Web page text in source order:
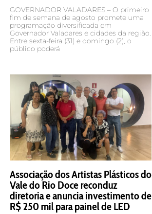
GOVERNADOR VALADARES – O primeiro
fim de semana de agosto promete uma
programação diversificada em
Governador Valadares e cidades da região.
Entre sexta-feira (31) e domingo (2), o
público poderá
Associação dos Artistas Plásticos do
Vale do Rio Doce reconduz
diretoria e anuncia investimento de
R$ 250 mil para painel de LED